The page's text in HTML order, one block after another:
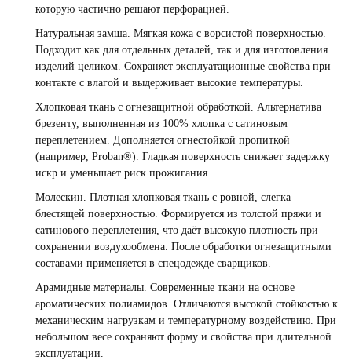
которую частично решают перфорацией.
Натуральная замша. Мягкая кожа с ворсистой поверхностью.
Подходит как для отдельных деталей, так и для изготовления
изделий целиком. Сохраняет эксплуатационные свойства при
контакте с влагой и выдерживает высокие температуры.
Хлопковая ткань с огнезащитной обработкой. Альтернатива
брезенту, выполненная из 100% хлопка с сатиновым
переплетением. Дополняется огнестойкой пропиткой
(например, Proban®). Гладкая поверхность снижает задержку
искр и уменьшает риск прожигания.
Молескин. Плотная хлопковая ткань с ровной, слегка
блестящей поверхностью. Формируется из толстой пряжи и
сатинового переплетения, что даёт высокую плотность при
сохранении воздухообмена. После обработки огнезащитными
составами применяется в спецодежде сварщиков.
Арамидные материалы. Современные ткани на основе
ароматических полиамидов. Отличаются высокой стойкостью к
механическим нагрузкам и температурному воздействию. При
небольшом весе сохраняют форму и свойства при длительной
эксплуатации.